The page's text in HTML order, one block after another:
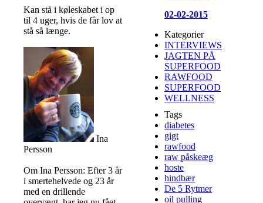
Kan stå i køleskabet i op
til 4 uger, hvis de får lov at
stå så længe.
Ina
Persson
Om Ina Persson: Efter 3 år
i smertehelvede og 23 år
med en drillende
02-02-2015
Kategorier
INTERVIEWS
JAGTEN PÅ
SUPERFOOD
RAWFOOD
SUPERFOOD
WELLNESS
Tags
diabetes
gigt
rawfood
raw påskeæg
hoste
hindbær
De 5 Rytmer
oil pulling